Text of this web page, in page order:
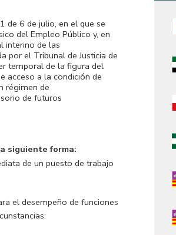
de 6 de julio, en el que se
del Empleo Público y, en
interino de las
por el Tribunal de Justicia de
temporal de la figura del
acceso a la condición de
régimen de
de futuros
siguiente forma:
de un puesto de trabajo
el desempeño de funciones